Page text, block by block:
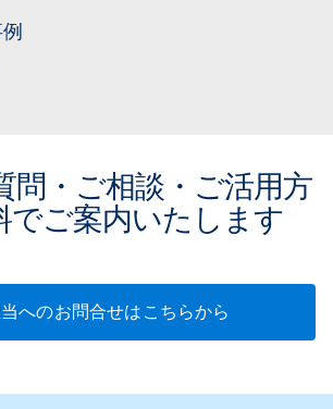
問・ご相談・ご活用方
でご案内いたします
へのお問合せはこちらから